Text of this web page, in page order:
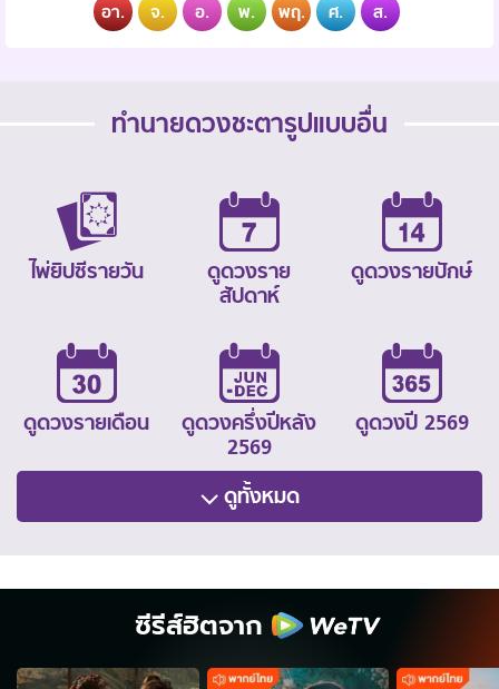
อา. จ. อ. พ. พฤ. ศ. ส.
ทำนายดวงชะตารูปแบบอื่น
ไพ่ยิปซีรายวัน
ดูดวงราย
สัปดาห์
ดูดวงรายปักษ์
ดูดวงรายเดือน
ดูดวงครึ่งปีหลัง
2569
ดูดวงปี 2569
ดูทั้งหมด
ซีรีส์ฮิตจาก